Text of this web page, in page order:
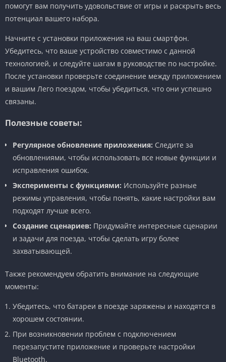
помогут вам получить удовольствие от игры и раскрыть весь
потенциал вашего набора.
Начните с установки приложения на ваш смартфон.
Убедитесь, что ваше устройство совместимо с данной
технологией, и следуйте шагам в руководстве по настройке.
После установки проверьте соединение между приложением
и вашим Лего поездом, чтобы убедиться, что они успешно
связаны.
Полезные советы:
Регулярное обновление приложения: Следите за
обновлениями, чтобы использовать все новые функции и
исправления ошибок.
Эксперименты с функциями: Используйте разные
режимы управления, чтобы понять, какие настройки вам
подходят лучше всего.
Создание сценариев: Придумайте интересные сценарии
и задачи для поезда, чтобы сделать игру более
захватывающей.
Также рекомендуем обратить внимание на следующие
моменты:
Убедитесь, что батареи в поезде заряжены и находятся в
хорошем состоянии.
При возникновении проблем с подключением
перезапустите приложение и проверьте настройки
Bluetooth.